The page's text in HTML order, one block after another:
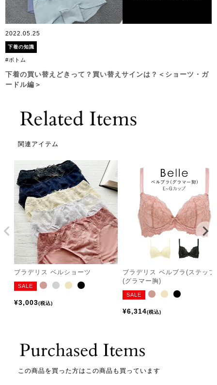
2022.05.25
下着の知識
#ボトム
下着の買い替えどきって？買い替えサインは？＜ショーツ・ガ
ードル編＞
関連アイテム
ブラデリス ベルショーツ
SALE
¥3,003 税込
ブラデリス ベルブラ(ステップ
(グラマー胸)
SALE
¥6,314 税込
この商品を買った方はこの商品も買っています